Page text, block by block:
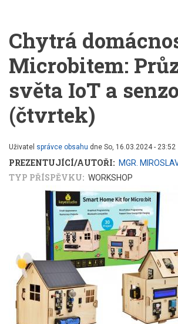
Chytrá
Microbitem:
světa IoT a
(čtvrtek)
Uživatel správce obsahu dne So, 16.03.2024 - 23:52
PREZENTUJÍCÍ/AUTOŘI MGR.
TYP PŘÍSPĚVKU WORKSHOP